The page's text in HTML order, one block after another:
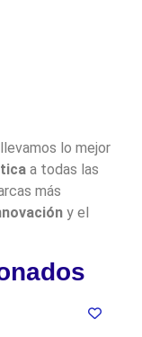
lo mejor
a todas las
más
y el